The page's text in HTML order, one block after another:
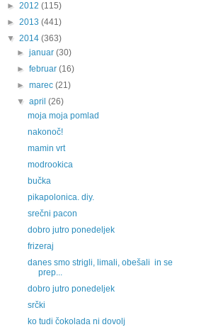
► 2012 (115)
► 2013 (441)
▼ 2014 (363)
►januar(30)
►februar(16)
►marec(21)
▼april(26)
moja moja pomlad
nakonoč!
mamin vrt
modrookica
bučka
pikapolonica. diy.
srečni pacon
dobro jutro ponedeljek
frizeraj
danes smo strigli, limali, obešali in se
prep...
dobro jutro ponedeljek
srčki
ko tudi čokolada ni dovolj